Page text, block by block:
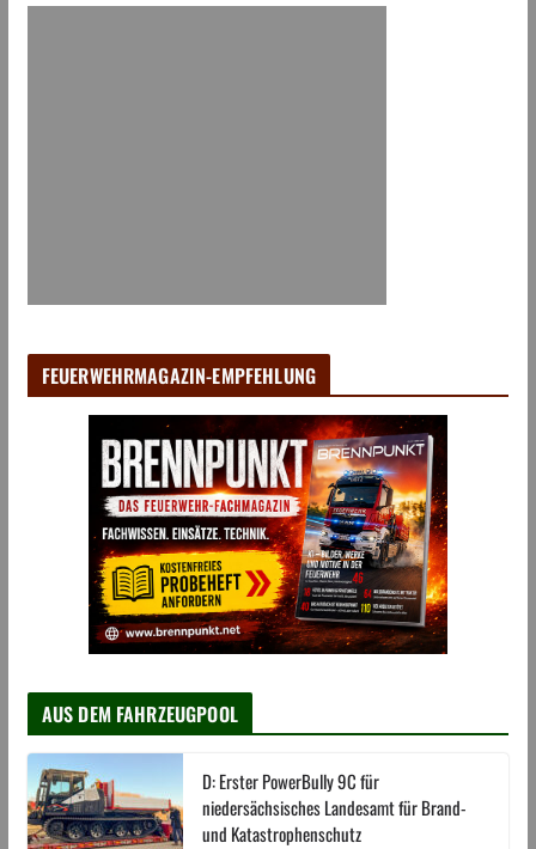
FEUERWEHRMAGAZIN-EMPFEHLUNG
AUS DEM FAHRZEUGPOOL
D: Erster PowerBully 9C für
niedersächsisches Landesamt für Brand-
und Katastrophenschutz